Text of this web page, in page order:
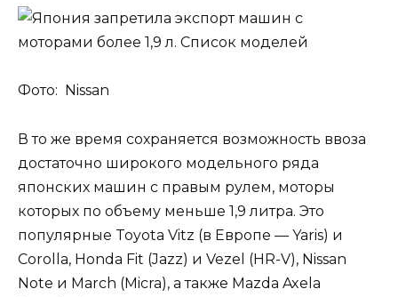
Фото: Nissan
В то же время сохраняется возможность ввоза
достаточно широкого модельного ряда
японских машин с правым рулем, моторы
которых по объему меньше 1,9 литра. Это
популярные Toyota Vitz (в Европе — Yaris) и
Corolla, Honda Fit (Jazz) и Vezel (HR-V), Nissan
Note и March (Micra), а также Mazda Axela